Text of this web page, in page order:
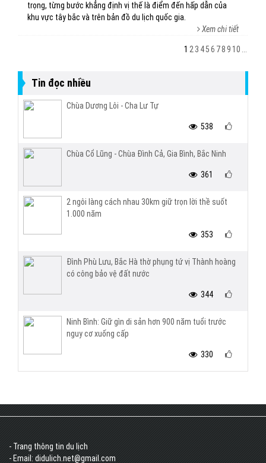
trọng, từng bước khẳng định vị thế là điểm đến hấp dẫn của
khu vực tây bắc và trên bản đồ du lịch quốc gia.
Xem chi tiết
1 2 3 456 789 10
Tin đọc nhiều
Chùa Dương Lôi - Cha Lư Tự
538
Chùa Cổ Lũng - Chùa Đình Cả, Gia Bình, Bắc Ninh
361
2 ngôi làng cách nhau 30km giữ trọn lời thề suốt
1.000 năm
353
Đình Phù Lưu, Bắc Hà thờ phụng tứ vị Thành hoàng
có công bảo vệ đất nước
344
Ninh Bình: Giữ gìn di sản hơn 900 năm tuổi trước
nguy cơ xuống cấp
330
- Trang thông tin du lịch
- Email: didulich.net@gmail.com